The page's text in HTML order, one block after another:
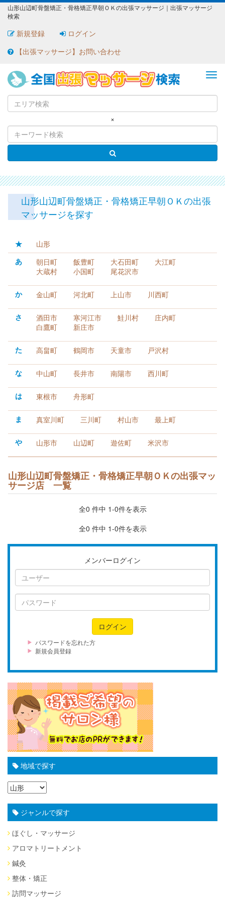
山形山辺町骨盤矯正・骨格矯正早朝ＯＫの出張マッサージ｜出張マッサージ
検索
新規登録
ログイン
【出張マッサージ】お問い合わせ
×
山形山辺町骨盤矯正・骨格矯正早朝ＯＫの出張
マッサージを探す
★
山形
あ
朝日町 飯豊町 大石田町
大江町
大蔵村
小国町 尾花沢市
か 金山町 河北町 上山市 川西町
さ 酒田市 寒河江市 鮭川村
庄内町
白鷹町
新庄市
た 高畠町 鶴岡市 天童市 戸沢村
な 中山町 長井市 南陽市 西川町
は 東根市 舟形町
ま 真室川町 三川町 村山市 最上町
や 山形市 山辺町 遊佐町 米沢市
山形山辺町骨盤矯正・骨格矯正早朝ＯＫの出張マッ
サージ店 一覧
全0 件中 1-0件を表示
全0 件中 1-0件を表示
メンバーログイン
ユ
ザ
パ
ワ
ー
ド
ログイン
パスワードを忘れた方
新規会員登録
地域で探す
ジャンルで探す
ほぐし・マッサージ
アロマトリートメント
鍼灸
整体・矯正
訪問マッサージ